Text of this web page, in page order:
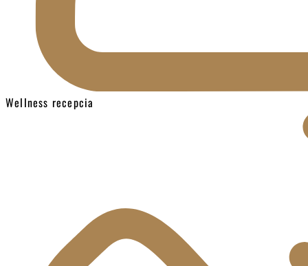
Wellness recepcia